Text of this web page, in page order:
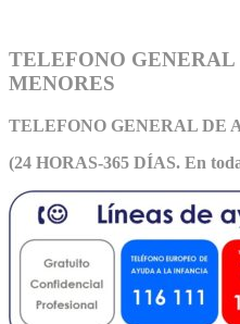
TELEFONO GENERAL
MENORES
TELEFONO GENERAL DE
(24 HORAS-365 DÍAS. En